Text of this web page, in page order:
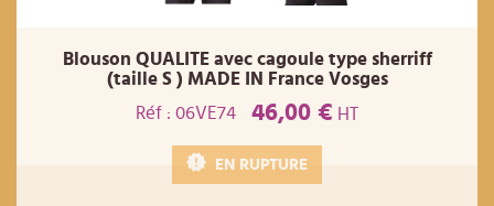
Blouson QUALITE avec cagoule type sherriff
(taille S ) MADE IN France Vosges
Réf : 06VE74
46,00 € HT
EN RUPTURE